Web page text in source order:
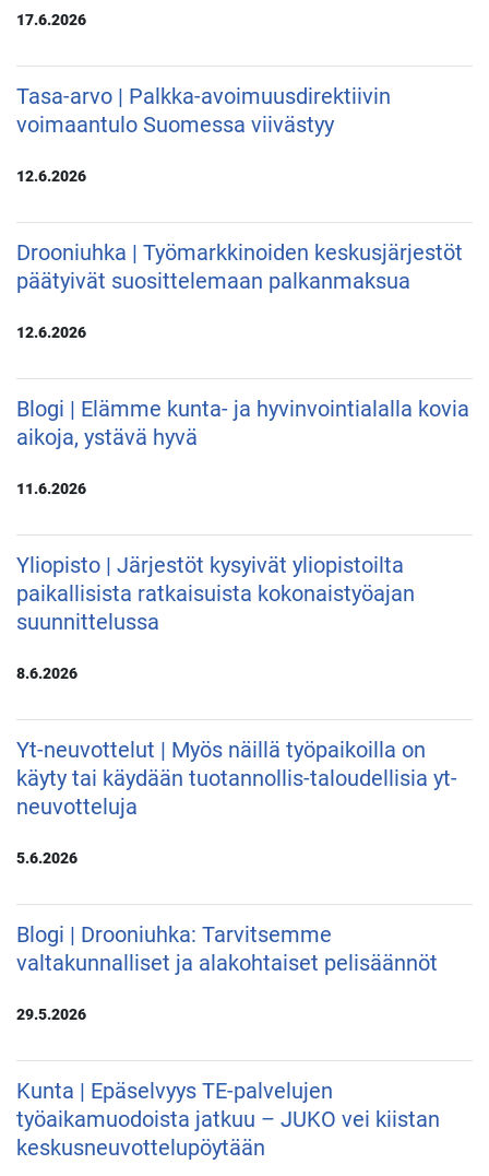
17.6.2026
Tasa-arvo | Palkka-avoimuusdirektiivin
voimaantulo Suomessa viivästyy
12.6.2026
Drooniuhka | Työmarkkinoiden keskusjärjestöt
päätyivät suosittelemaan palkanmaksua
12.6.2026
Blogi | Elämme kunta- ja hyvinvointialalla kovia
aikoja, ystävä hyvä
11.6.2026
Yliopisto | Järjestöt kysyivät yliopistoilta
paikallisista ratkaisuista kokonaistyöajan
suunnittelussa
8.6.2026
Yt-neuvottelut | Myös näillä työpaikoilla on
käyty tai käydään tuotannollis-taloudellisia yt-
neuvotteluja
5.6.2026
Blogi | Drooniuhka: Tarvitsemme
valtakunnalliset ja alakohtaiset pelisäännöt
29.5.2026
Kunta | Epäselvyys TE-palvelujen
työaikamuodoista jatkuu – JUKO vei kiistan
keskusneuvottelupöytään